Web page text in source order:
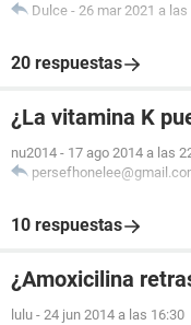
Dulce - 26 mar 2021 a las
20 respuestas
¿La vitamina K
nu2014 - 17 ago 2014 a las
10 respuestas
¿Amoxicilina
lulu - 24 jun 2014 a las 16:30